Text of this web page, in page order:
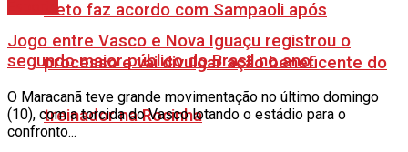
Neto faz acordo com Sampaoli após
processo e vai divulgar ação beneficente do
treinador na Rocinha
Jogo entre Vasco e Nova Iguaçu registrou o
segundo maior público do Brasil no ano.
O Maracanã teve grande movimentação no último domingo
(10), com a torcida do Vasco lotando o estádio para o
confronto...